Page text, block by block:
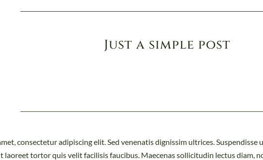
Just a simple post
consectetur adipiscing elit. Sed venenatis dignissim ultrices.
laoreet tortor quis velit facilisis faucibus. Maecenas sollicitudin lectus diam,